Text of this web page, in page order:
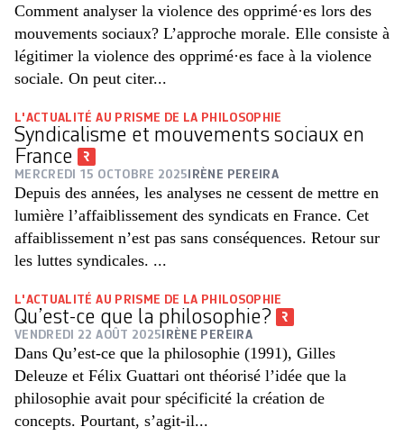
Comment analyser la violence des opprimé·es lors des
mouvements sociaux? L’approche morale. Elle consiste à
légitimer la violence des opprimé·es face à la violence
sociale. On peut citer...
L'ACTUALITÉ AU PRISME DE LA PHILOSOPHIE
Syndicalisme et mouvements sociaux en
France
MERCREDI 15 OCTOBRE 2025 IRÈNE PEREIRA
Depuis des années, les analyses ne cessent de mettre en
lumière l’affaiblissement des syndicats en France. Cet
affaiblissement n’est pas sans conséquences. Retour sur
les luttes syndicales. ...
L'ACTUALITÉ AU PRISME DE LA PHILOSOPHIE
Qu’est-ce que la philosophie?
VENDREDI 22 AOÛT 2025 IRÈNE PEREIRA
Dans Qu’est-ce que la philosophie (1991), Gilles
Deleuze et Félix Guattari ont théorisé l’idée que la
philosophie avait pour spécificité la création de
concepts. Pourtant, s’agit-il...